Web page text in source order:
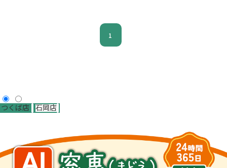
1
つくば店 石岡店